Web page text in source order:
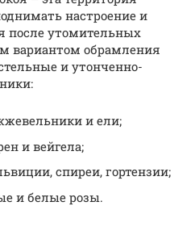
настроение и
после утомительных
вариантом обрамления
и утонченно-
и ели;
и вейгела;
спиреи, гортензии;
и белые розы.